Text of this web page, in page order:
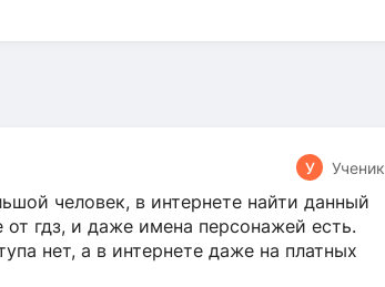
У Ученик
человек, в интернете найти данный
от гдз, и даже имена персонажей есть.
нет, а в интернете даже на платных